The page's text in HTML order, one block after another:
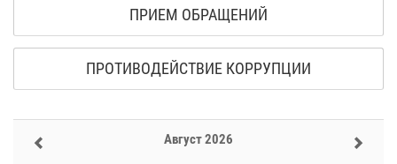
ПРИЕМ ОБРАЩЕНИЙ
ПРОТИВОДЕЙСТВИЕ КОРРУПЦИИ
Август 2026